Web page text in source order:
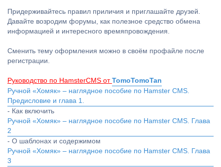
Придерживайтесь правил приличия и приглашайте друзей.
Давайте возродим форумы, как полезное средство обмена
информацией и интересного времяпровождения.
Сменить тему оформления можно в своём профайле после
регистрации.
Руководство по HamsterCMS от TomoTomoTan
Ручной «Хомяк» – наглядное пособие по Hamster CMS.
Предисловие и глава 1.
- Как включить
Ручной «Хомяк» – наглядное пособие по Hamster CMS. Глава
2
- О шаблонах и содержимом
Ручной «Хомяк» – наглядное пособие по Hamster CMS. Глава
3